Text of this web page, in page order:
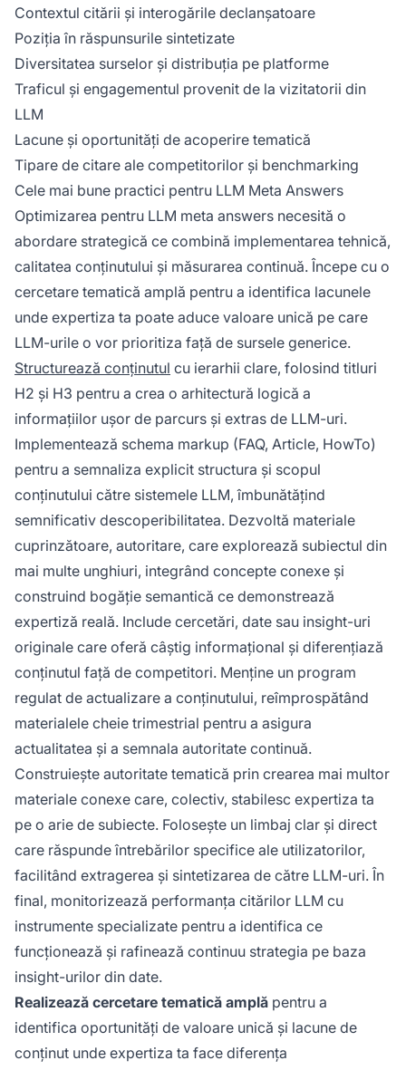
Contextul citării și interogările declanșatoare
Poziția în răspunsurile sintetizate
Diversitatea surselor și distribuția pe platforme
Traficul și engagementul provenit de la vizitatorii din
LLM
Lacune și oportunități de acoperire tematică
Tipare de citare ale competitorilor și benchmarking
Cele mai bune practici pentru LLM Meta Answers
Optimizarea pentru LLM meta answers necesită o
abordare strategică ce combină implementarea tehnică,
calitatea conținutului și măsurarea continuă. Începe cu o
cercetare tematică amplă pentru a identifica lacunele
unde expertiza ta poate aduce valoare unică pe care
LLM-urile o vor prioritiza față de sursele generice.
Structurează conținutul cu ierarhii clare, folosind titluri
H2 și H3 pentru a crea o arhitectură logică a
informațiilor ușor de parcurs și extras de LLM-uri.
Implementează schema markup (FAQ, Article, HowTo)
pentru a semnaliza explicit structura și scopul
conținutului către sistemele LLM, îmbunătățind
semnificativ descoperibilitatea. Dezvoltă materiale
cuprinzătoare, autoritare, care explorează subiectul din
mai multe unghiuri, integrând concepte conexe și
construind bogăție semantică ce demonstrează
expertiză reală. Include cercetări, date sau insight-uri
originale care oferă câștig informațional și diferențiază
conținutul față de competitori. Menține un program
regulat de actualizare a conținutului, reîmprospătând
materialele cheie trimestrial pentru a asigura
actualitatea și a semnala autoritate continuă.
Construiește autoritate tematică prin crearea mai multor
materiale conexe care, colectiv, stabilesc expertiza ta
pe o arie de subiecte. Folosește un limbaj clar și direct
care răspunde întrebărilor specifice ale utilizatorilor,
facilitând extragerea și sintetizarea de către LLM-uri. În
final, monitorizează performanța citărilor LLM cu
instrumente specializate pentru a identifica ce
funcționează și rafinează continuu strategia pe baza
insight-urilor din date.
Realizează cercetare tematică amplă pentru a
identifica oportunități de valoare unică și lacune de
conținut unde expertiza ta face diferența